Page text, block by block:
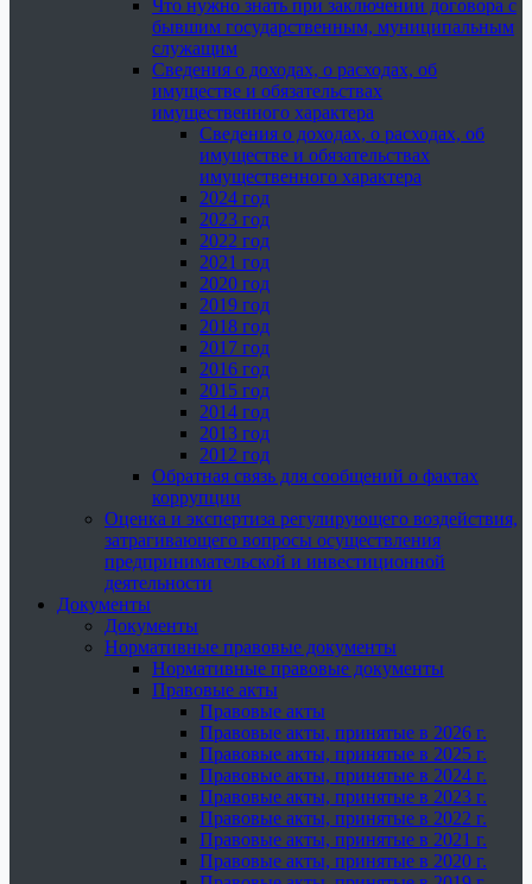
Что нужно знать при заключении договора с
бывшим государственным, муниципальным
служащим
Сведения о доходах, о расходах, об
имуществе и обязательствах
имущественного характера
Сведения о доходах, о расходах, об
имуществе и обязательствах
имущественного характера
2024 год
2023 год
2022 год
2021 год
2020 год
2019 год
2018 год
2017 год
2016 год
2015 год
2014 год
2013 год
2012 год
Обратная связь для сообщений о фактах
коррупции
Оценка и экспертиза регулирующего воздействия,
затрагивающего вопросы осуществления
предпринимательской и инвестиционной
деятельности
Документы
Документы
Нормативные правовые документы
Нормативные правовые документы
Правовые акты
Правовые акты
Правовые акты, принятые в 2026 г.
Правовые акты, принятые в 2025 г.
Правовые акты, принятые в 2024 г.
Правовые акты, принятые в 2023 г.
Правовые акты, принятые в 2022 г.
Правовые акты, принятые в 2021 г.
Правовые акты, принятые в 2020 г.